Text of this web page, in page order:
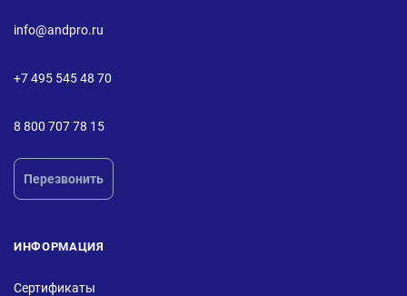
info@andpro.ru
+7 495 545 48 70
8 800 707 78 15
Перезвонить
ИНФОРМАЦИЯ
Сертификаты